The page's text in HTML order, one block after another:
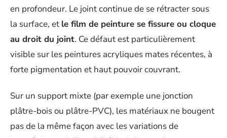
en profondeur. Le joint continue de se rétracter sous
la surface, et le film de peinture se fissure ou cloque
au droit du joint. Ce défaut est particulièrement
visible sur les peintures acryliques mates récentes, à
forte pigmentation et haut pouvoir couvrant.
Sur un support mixte (par exemple une jonction
plâtre-bois ou plâtre-PVC), les matériaux ne bougent
pas de la même façon avec les variations de